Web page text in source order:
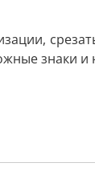
знаки и